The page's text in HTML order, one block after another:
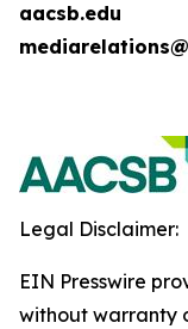
aacsb.edu
Legal Disclaimer:
EIN Presswire
without warranty